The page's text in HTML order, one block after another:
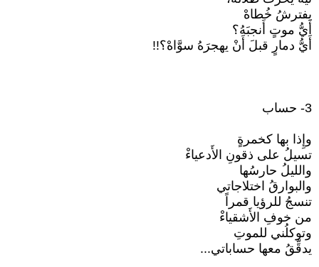
يفترشُ خُطاهْ
أَيُّ موتٍ أَنجبَهُ؟
أَيُّ دمارٍ قبلَ أَنْ يهجرَهُ سوَّاهْ؟!!
3- حساب
وإِذا بها كخمرةٍ
تسيلُ على ذقونِ الأَدعياءْ
والليلُ حارسُها
والبوارقُ اختلاجاتي
تنسجُ للرؤيا قمراً
من خوفِ الأَشقياءْ
وتوكلُني للموتِ
يدقِّقُ معها حساباتي...